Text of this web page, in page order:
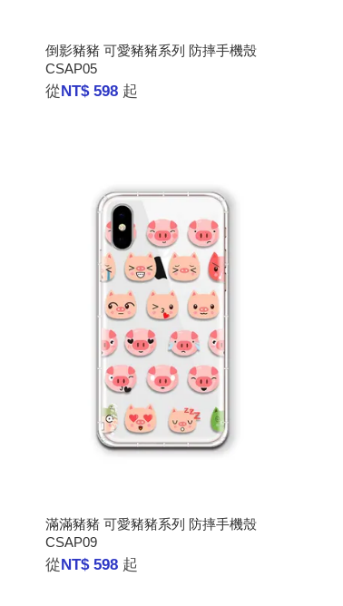
倒影豬豬 可愛豬豬系列 防摔手機殼
CSAP05
從 NT$ 598 起
滿滿豬豬 可愛豬豬系列 防摔手機殼
CSAP09
從 NT$ 598 起